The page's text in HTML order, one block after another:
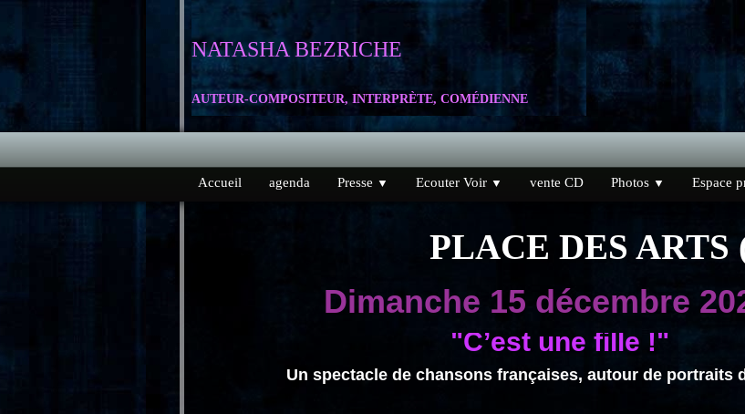
NATASHA BEZRICHE
AUTEUR-COMPOSITEUR, INTERPRÈTE, COMÉDIENNE
Accueil agenda Presse ▼ Ecouter Voir ▼ vente CD Photos ▼ Espace
PLACE DES ARTS
Dimanche 15 décembre
"C’est une fille !"
Un spectacle de chansons françaises, autour de portraits